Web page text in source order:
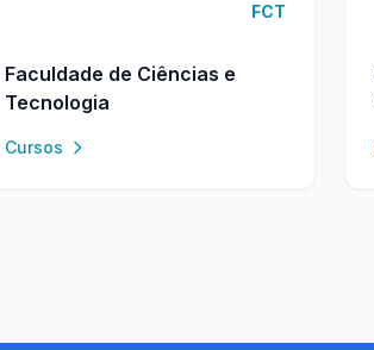
FCT
Faculdade de Ciências e
Tecnologia
Cursos